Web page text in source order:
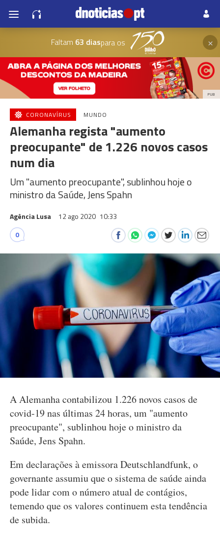
Faltam 63 diaspara os ×
PUB
CORONAVÍRUS MUNDO
Alemanha regista "aumento
preocupante" de 1.226 novos casos
num dia
Um "aumento preocupante", sublinhou hoje o
ministro da Saúde, Jens Spahn
Agência Lusa 12 ago 2020 10:33
0
A Alemanha contabilizou 1.226 novos casos de
covid-19 nas últimas 24 horas, um "aumento
preocupante", sublinhou hoje o ministro da
Saúde, Jens Spahn.
Em declarações à emissora Deutschlandfunk, o
governante assumiu que o sistema de saúde ainda
pode lidar com o número atual de contágios,
temendo que os valores continuem esta tendência
de subida.